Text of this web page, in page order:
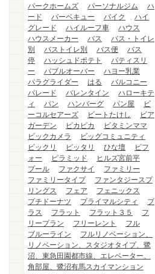
パークホームズ
パーソナルジム
ハ
ード
バーベキュー バイク
ハイ
グレード
ハイルーフ車
ハウス
ハウスメーカー
バス
バス・トイレ
別
バストイレ別 バス便
バス
停
ハッシュドポテト
パティスリ
ー
バブルオーバー
ハヨー乳業
パラグライダー
はる
バルコニー
パレード
バレンタイン
ハローキテ
ィ
パン ハンバーグ パン屋
ビ
ーコルセアーズ
ビートたけし
ビア
ガーデン
ピカピカ
ビタミンママ
ビックカメラ
ビッグコミュニティ
ビックリ
ピッタリ ひな壇
ビフ
ォー
ピラミッド
ヒルズ宮前平
プール
ファクサイ
ファミリー
ファミリータイプ
ファンタジースプ
リングス
フェア
フェニックス
プチドーナツ
プライマルシティ
プ
ラス
フラット フラット３５
フ
リープラン
フリーレント
フル
ブルーライン
フルリノベーション、
リノベーション、スタジオタイプ、鷺
沼、東急田園都市線、エレベーター、
角部屋、鷺沼有馬スカイマンション